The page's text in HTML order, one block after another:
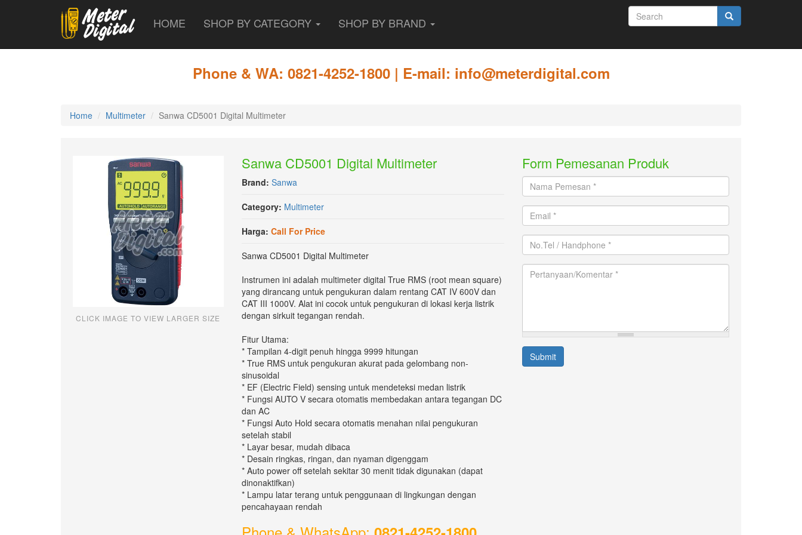
HOME SHOP BY CATEGORY SHOP BY BRAND
SEARCH
FORM
Phone & WA: 0821-4252-1800 | E-mail: info@meterdigital.com
Home Multimeter Sanwa CD5001 Digital Multimeter
CLICK IMAGE TO VIEW LARGER SIZE
Sanwa CD5001 Digital Multimeter
Brand: Sanwa
Category: Multimeter
Harga: Call For Price
Sanwa CD5001 Digital Multimeter
Instrumen ini adalah multimeter digital True RMS (root mean square)
yang dirancang untuk pengukuran dalam rentang CAT IV 600V dan
CAT III 1000V. Alat ini cocok untuk pengukuran di lokasi kerja listrik
dengan sirkuit tegangan rendah.
Fitur Utama:
* Tampilan 4-digit penuh hingga 9999 hitungan
* True RMS untuk pengukuran akurat pada gelombang non-
sinusoidal
* EF (Electric Field) sensing untuk mendeteksi medan listrik
* Fungsi AUTO V secara otomatis membedakan antara tegangan DC
dan AC
* Fungsi Auto Hold secara otomatis menahan nilai pengukuran
setelah stabil
* Layar besar, mudah dibaca
* Desain ringkas, ringan, dan nyaman digenggam
* Auto power off setelah sekitar 30 menit tidak digunakan (dapat
dinonaktifkan)
* Lampu latar terang untuk penggunaan di lingkungan dengan
pencahayaan rendah
Form Pemesanan Produk
Nama
Pemesan
* Email
*
No.Tel
/
Handphone
Pertanyaan/Komentar
Submit